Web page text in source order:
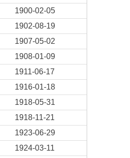
1900-02-05
1902-08-19
1907-05-02
1908-01-09
1911-06-17
1916-01-18
1918-05-31
1918-11-21
1923-06-29
1924-03-11